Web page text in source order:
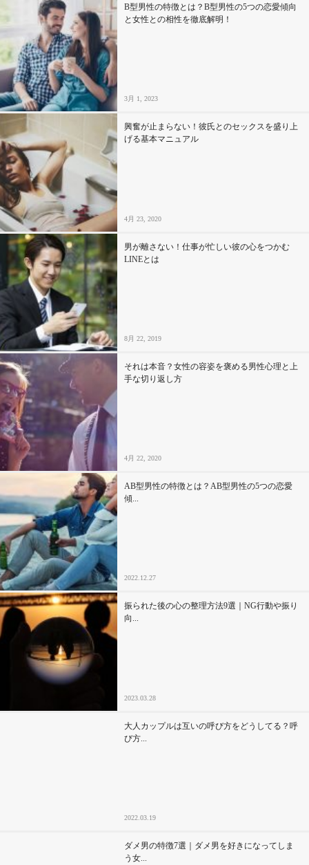
B型男性の特徴とは？B型男性の5つの恋愛傾向
と女性との相性を徹底解明！
3月 1, 2023
興奮が止まらない！彼氏とのセックスを盛り上
げる基本マニュアル
4月 23, 2020
男が離さない！仕事が忙しい彼の心をつかむ
LINEとは
8月 22, 2019
それは本音？女性の容姿を褒める男性心理と上
手な切り返し方
4月 22, 2020
AB型男性の特徴とは？AB型男性の5つの恋愛
傾...
2022.12.27
振られた後の心の整理方法9選｜NG行動や振り
向...
2023.03.28
大人カップルは互いの呼び方をどうしてる？呼
び方...
2022.03.19
ダメ男の特徴7選｜ダメ男を好きになってしま
う女...